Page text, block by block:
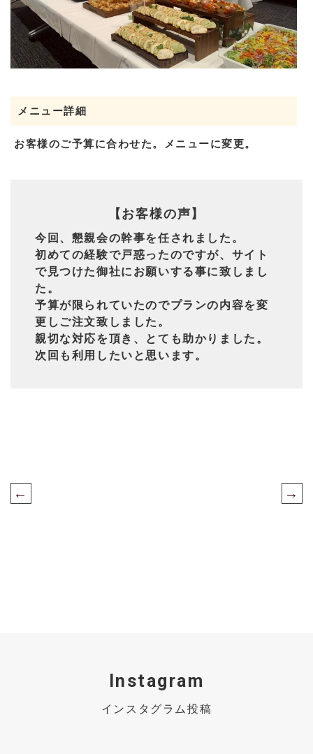
メニュー詳細
お客様のご予算に合わせた。メニューに変更。
【お客様の声】
今回、懇親会の幹事を任されました。
初めての経験で戸惑ったのですが、サイト
で見つけた御社にお願いする事に致しまし
た。
予算が限られていたのでプランの内容を変
更しご注文致しました。
親切な対応を頂き、とても助かりました。
次回も利用したいと思います。
← →
Instagram
インスタグラム投稿